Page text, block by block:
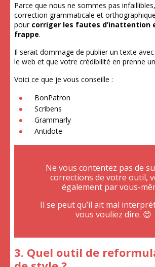
Parce que nous ne sommes pas
correction grammaticale et
pour corriger les fautes d’inattention
frappe.
Il serait dommage de publier un texte
le web et que votre crédibilité en prenne
Voici ce que je vous conseille :
BonPatron
Scribens
Grammarly
Antidote
Ne vous contentez pas de
corrections de votre outil,
également par vous-
Il se peut qu’il ait mal
vous vouliez dire. 😊
3. Quel outil de